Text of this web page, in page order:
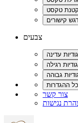
צבעים
צור קשר
נגישות